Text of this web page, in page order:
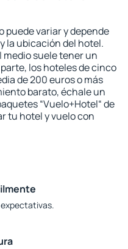
puede variar y depende
la ubicación del hotel.
medio suele tener un
los hoteles de cinco
de 200 euros o más
barato, échale un
“Vuelo+Hotel“ de
tu hotel y vuelo con